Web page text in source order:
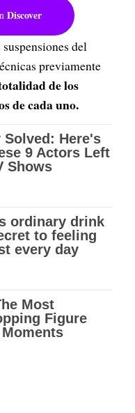
Discover
del
previamente
de los
de cada uno.